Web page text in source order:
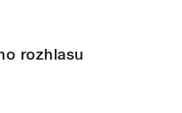
rozhlasu